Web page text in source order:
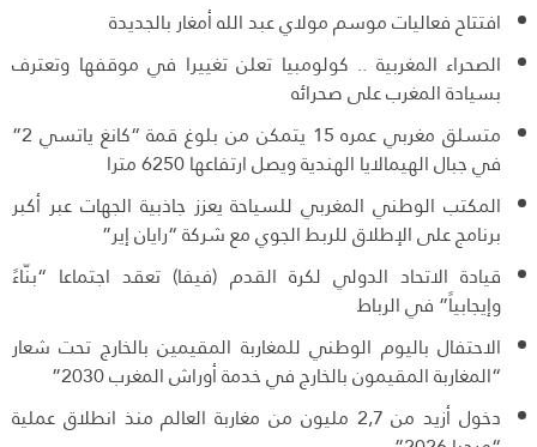
افتتاح فعاليات موسم مولاي عبد الله أمغار بالجديدة
الصحراء المغربية .. كولومبيا تعلن تغييرا في موقفها وتعترف
بسيادة المغرب على صحرائه
متسلق مغربي عمره 15 يتمكن من بلوغ قمة “كانغ ياتسي 2”
في جبال الهيمالايا الهندية ويصل ارتفاعها 6250 مترا
المكتب الوطني المغربي للسياحة يعزز جاذبية الجهات عبر أكبر
برنامج على الإطلاق للربط الجوي مع شركة “رايان إير”
قيادة الاتحاد الدولي لكرة القدم (فيفا) تعقد اجتماعا “بنّاءً
وإيجابياً” في الرباط
الاحتفال باليوم الوطني للمغاربة المقيمين بالخارج تحت شعار
“المغاربة المقيمون بالخارج في خدمة أوراش المغرب 2030”
دخول أزيد من 2,7 مليون من مغاربة العالم منذ انطلاق عملية